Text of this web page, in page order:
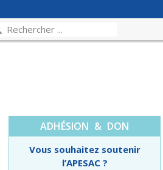
ADHÉSION & DON
Vous souhaitez soutenir
l’APESAC ?